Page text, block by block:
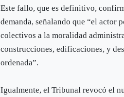
Este fallo, que es definitivo,
demanda, señalando que “el actor
colectivos a la moralidad
construcciones, edificaciones, y
ordenada”.
Igualmente, el Tribunal revocó el